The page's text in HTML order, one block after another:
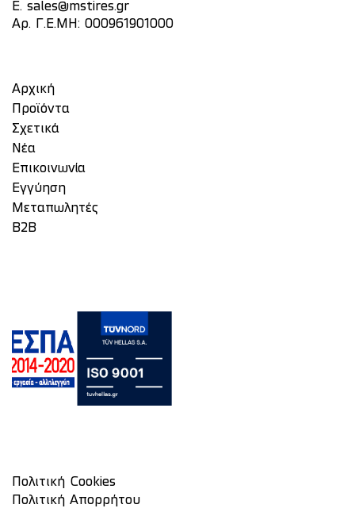
E. sales@mstires.gr
Αρ. Γ.Ε.ΜΗ: 000961901000
Αρχική
Προϊόντα
Σχετικά
Νέα
Επικοινωνία
Eγγύηση
Μεταπωλητές
Β2Β
Πολιτική Cookies
Πολιτική Απορρήτου